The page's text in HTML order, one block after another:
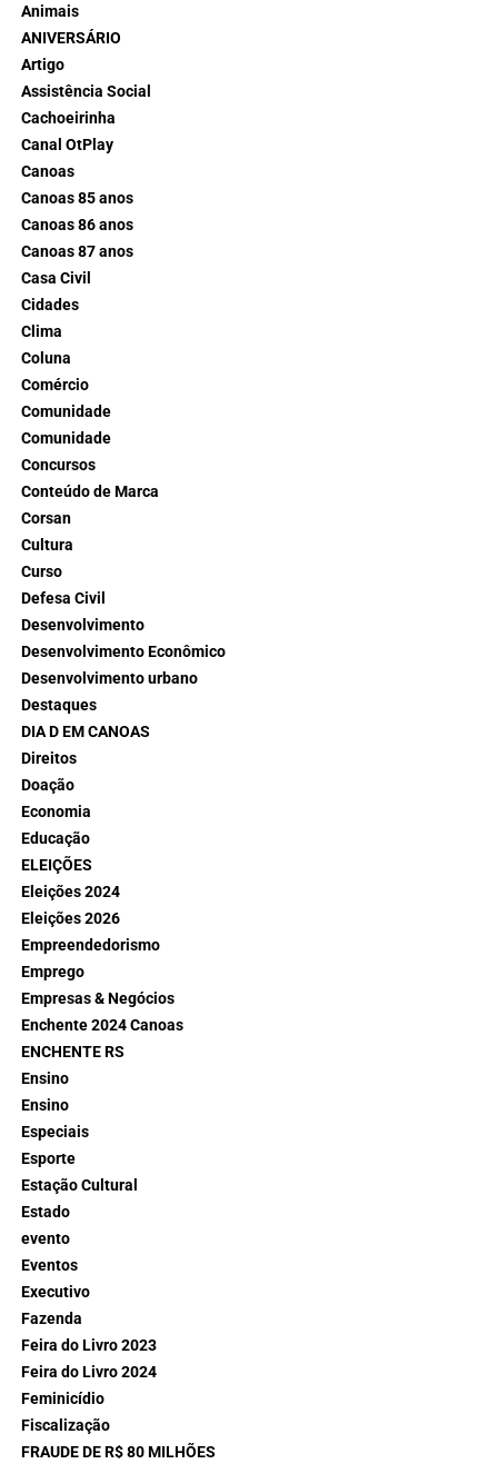
Animais
ANIVERSÁRIO
Artigo
Assistência Social
Cachoeirinha
Canal OtPlay
Canoas
Canoas 85 anos
Canoas 86 anos
Canoas 87 anos
Casa Civil
Cidades
Clima
Coluna
Comércio
Comunidade
Comunidade
Concursos
Conteúdo de Marca
Corsan
Cultura
Curso
Defesa Civil
Desenvolvimento
Desenvolvimento Econômico
Desenvolvimento urbano
Destaques
DIA D EM CANOAS
Direitos
Doação
Economia
Educação
ELEIÇÕES
Eleições 2024
Eleições 2026
Empreendedorismo
Emprego
Empresas & Negócios
Enchente 2024 Canoas
ENCHENTE RS
Ensino
Ensino
Especiais
Esporte
Estação Cultural
Estado
evento
Eventos
Executivo
Fazenda
Feira do Livro 2023
Feira do Livro 2024
Feminicídio
Fiscalização
FRAUDE DE R$ 80 MILHÕES